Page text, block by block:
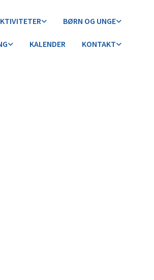
BØRN OG UNGE
KALENDER KONTAKT